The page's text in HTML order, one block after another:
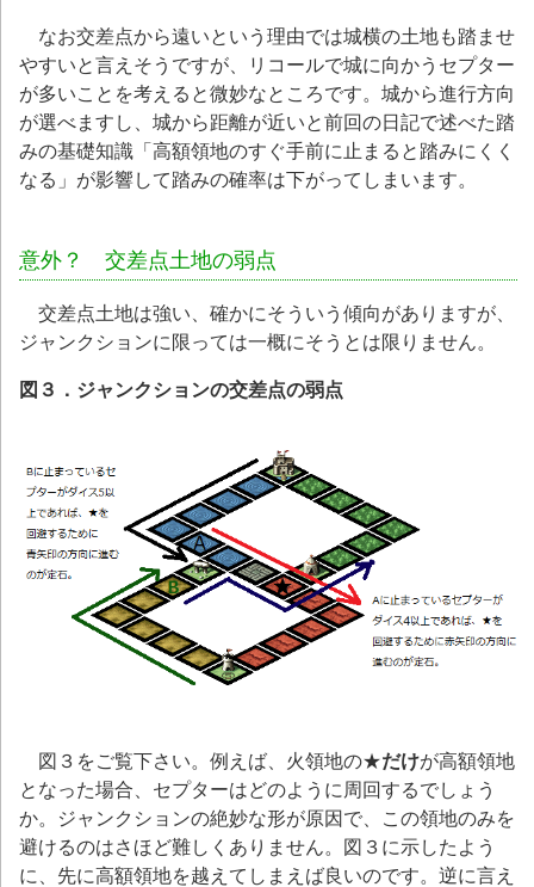
なお交差点から遠いという理由では城横の土地も踏ませ
やすいと言えそうですが、リコールで城に向かうセプター
が多いことを考えると微妙なところです。城から進行方向
が選べますし、城から距離が近いと前回の日記で述べた踏
みの基礎知識「高額領地のすぐ手前に止まると踏みにくく
なる」が影響して踏みの確率は下がってしまいます。
意外？ 交差点土地の弱点
交差点土地は強い、確かにそういう傾向がありますが、
ジャンクションに限っては一概にそうとは限りません。
図３．ジャンクションの交差点の弱点
図３をご覧下さい。例えば、火領地の★だけが高額領地
となった場合、セプターはどのように周回するでしょう
か。ジャンクションの絶妙な形が原因で、この領地のみを
避けるのはさほど難しくありません。図３に示したよう
に、先に高額領地を越えてしまえば良いのです。逆に言え